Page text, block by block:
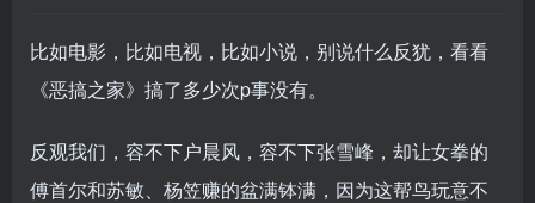
比如电影，比如电视，比如小说，别说什么反犹，看看
《恶搞之家》搞了多少次p事没有。
反观我们，容不下户晨风，容不下张雪峰，却让女拳的
傅首尔和苏敏、杨笠赚的盆满钵满，因为这帮鸟玩意不